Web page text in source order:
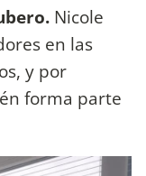
Nicole
en las
y por
forma parte